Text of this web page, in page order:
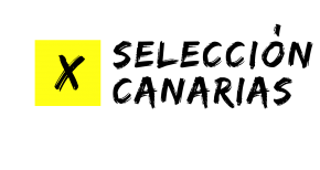
contenido